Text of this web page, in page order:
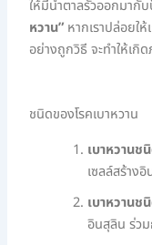
ให้มีน้ำตาลรั่วออกมากั
หวาน” หากเราปล่อยใ
อย่างถูกวิธี จะทำให้เกิ
ชนิดของโรคเบาหวาน
เบาหวานช
เซลล์สร้าง
เบาหวาน
อินสุลิน ร่ว